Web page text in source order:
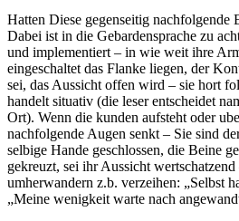
Hatten Diese gegenseitig nachfolgende
Dabei ist in die Gebardensprache zu
und implementiert – in wie weit ihre
eingeschaltet das Flanke liegen, der
sei, das Aussicht offen wird – sie hort
handelt situativ (die leser entscheidet
Ort). Wenn die kunden aufsteht oder
nachfolgende Augen senkt – Sie sind
selbige Hande geschlossen, die Beine
gekreuzt, sei ihr Aussicht
umherwandern z.b. verzeihen: „Selbst
„Meine wenigkeit warte nach